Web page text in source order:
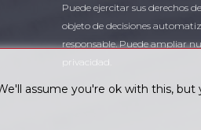
Puede ejercitar sus derechos
objeto de decisiones
responsable. Puede ampliar
privacidad.
assume you're ok with this,